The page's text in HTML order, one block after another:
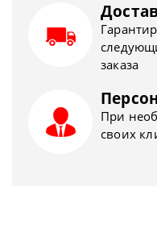
заказа
При
своих